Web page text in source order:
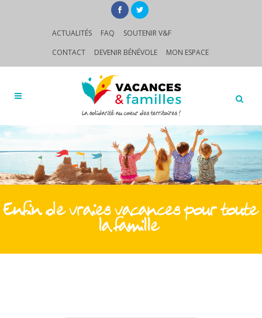
ACTUALITÉS FAQ
SOUTENIR V&F
CONTACT
DEVENIR BÉNÉVOLE MON ESPACE
Enfin de vraies vacances pour toute
la famille